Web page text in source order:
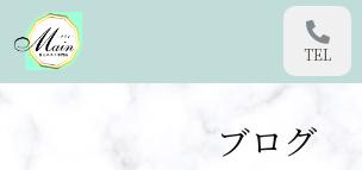
TEL
ブログ